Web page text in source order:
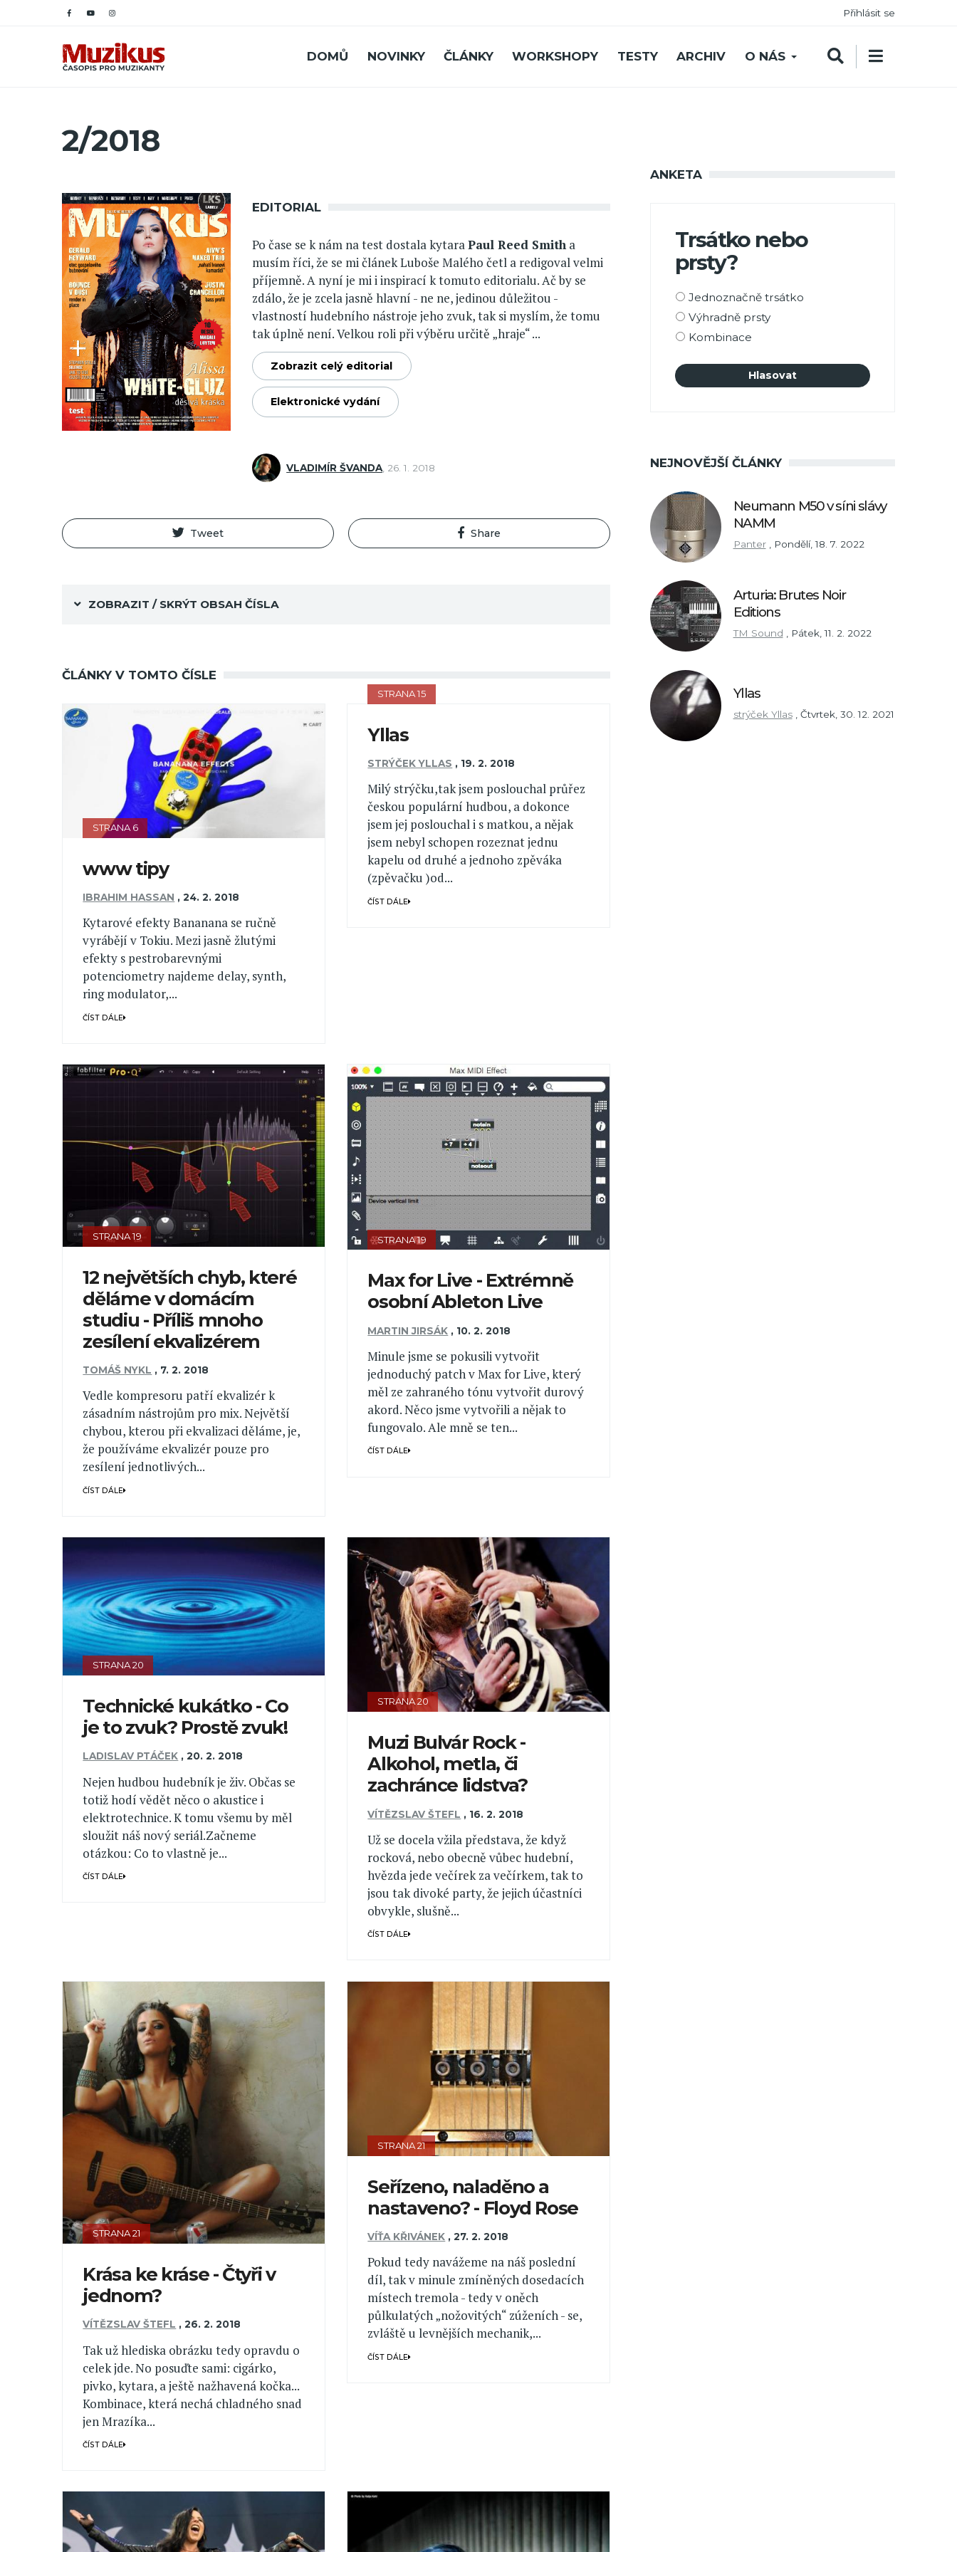
Přihlásit se
DOMŮ NOVINKY ČLÁNKY WORKSHOPY TESTY ARCHIV O NÁS
2/2018
EDITORIAL
Po čase se k nám na test dostala kytaraPaul Reed Smitha
musím říci, že se mi článek Luboše Malého četl a redigoval velmi
příjemně. A nyní je mi i inspirací k tomuto editorialu. Ač by se
zdálo, že je zcela jasně hlavní - ne ne, jedinou důležitou -
vlastností hudebního nástroje jeho zvuk, tak si myslím, že tomu
tak úplně není. Velkou roli při výběru určitě „hraje“ ...
Zobrazit celý editorial
Elektronické vydání
VLADIMÍR ŠVANDA, 26. 1. 2018
Tweet Share
ZOBRAZIT / SKRÝT OBSAH ČÍSLA
ČLÁNKY V TOMTO ČÍSLE
STRANA 6
www tipy
IBRAHIM HASSAN ,24. 2. 2018
Kytarové efekty Bananana se ručně
vyrábějí v Tokiu. Mezi jasně žlutými
efekty s pestrobarevnými
potenciometry najdeme delay, synth,
ring modulator,...
ČÍST DÁLE
STRANA 15
Yllas
STRÝČEK YLLAS , 19. 2. 2018
Milý strýčku,tak jsem poslouchal průřez
českou populární hudbou, a dokonce
jsem jej poslouchal i s matkou, a nějak
jsem nebyl schopen rozeznat jednu
kapelu od druhé a jednoho zpěváka
(zpěvačku )od...
ČÍST DÁLE
STRANA 19
12 největších chyb, které
děláme v domácím
studiu - Příliš mnoho
zesílení ekvalizérem
TOMÁŠ NYKL , 7. 2. 2018
Vedle kompresoru patří ekvalizér k
zásadním nástrojům pro mix. Největší
chybou, kterou při ekvalizaci děláme, je,
že používáme ekvalizér pouze pro
zesílení jednotlivých...
ČÍST DÁLE
STRANA 19
Max for Live - Extrémně
osobní Ableton Live
MARTIN JIRSÁK , 10. 2. 2018
Minule jsme se pokusili vytvořit
jednoduchý patch v Max for Live, který
měl ze zahraného tónu vytvořit durový
akord. Něco jsme vytvořili a nějak to
fungovalo. Ale mně se ten...
ČÍST DÁLE
STRANA 20
Technické kukátko - Co
je to zvuk? Prostě zvuk!
LADISLAV PTÁČEK ,20. 2. 2018
Nejen hudbou hudebník je živ. Občas se
totiž hodí vědět něco o akustice i
elektrotechnice. K tomu všemu by měl
sloužit náš nový seriál.Začneme
otázkou: Co to vlastně je...
ČÍST DÁLE
STRANA 20
Muzi Bulvár Rock -
Alkohol, metla, či
zachránce lidstva?
VÍTĚZSLAV ŠTEFL , 16. 2. 2018
Už se docela vžila představa, že když
rocková, nebo obecně vůbec hudební,
hvězda jede večírek za večírkem, tak to
jsou tak divoké party, že jejich účastníci
obvykle, slušně...
ČÍST DÁLE
STRANA 21
Krása ke kráse - Čtyři v
jednom?
VÍTĚZSLAV ŠTEFL ,26. 2. 2018
Tak už hlediska obrázku tedy opravdu o
celek jde. No posuďte sami: cigárko,
pivko, kytara, a ještě nažhavená kočka...
Kombinace, která nechá chladného snad
jen Mrazíka...
ČÍST DÁLE
STRANA 21
Seřízeno, naladěno a
nastaveno? - Floyd Rose
VÍŤA KŘIVÁNEK ,27. 2. 2018
Pokud tedy navážeme na náš poslední
díl, tak v minule zmíněných dosedacích
místech tremola - tedy v oněch
půlkulatých „nožovitých“ zúženích - se,
zvláště u levnějších mechanik,...
ČÍST DÁLE
ANKETA
Trsátko nebo
prsty?
Možnosti
výběru
Jednoznačně trsátko
Výhradně prsty
Kombinace
NEJNOVĚJŠÍ ČLÁNKY
Neumann M50 v síni slávy
NAMM
Panter Pondělí, 18. 7. 2022
Arturia: Brutes Noir
Editions
TM Sound , Pátek, 11. 2. 2022
Yllas
strýček Yllas Čtvrtek, 30. 12. 2021